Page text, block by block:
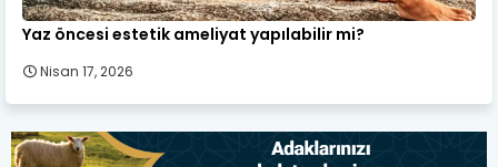
Yaz öncesi estetik ameliyat yapılabilir mi?
Nisan 17, 2026